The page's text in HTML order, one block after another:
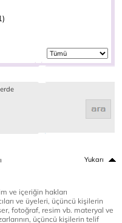
Yukarı
ve içeriğin hakları
ve üyeleri, üçüncü kişilerin
fotoğraf, resim vb. materyal ve
üçüncü kişilerin telif